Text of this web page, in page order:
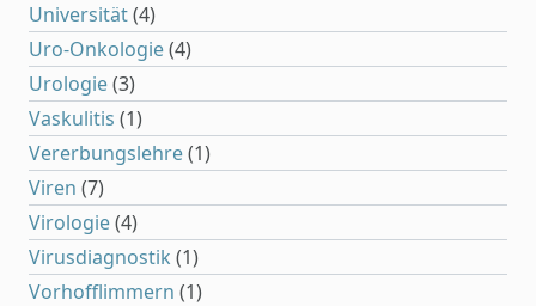
Universität(4)
Uro-Onkologie(4)
Urologie(3)
Vaskulitis (1)
Vererbungslehre(1)
Viren (7)
Virologie(4)
Virusdiagnostik (1)
Vorhofflimmern (1)